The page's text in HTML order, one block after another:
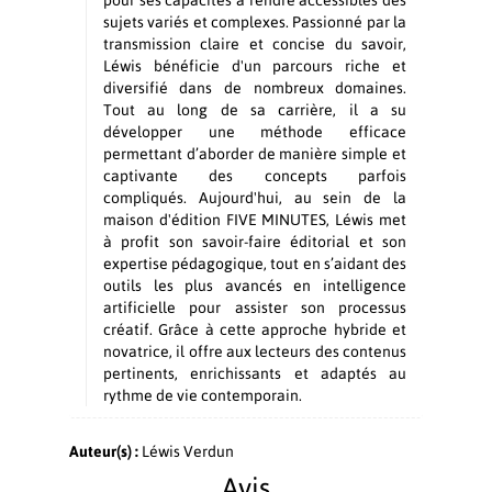
sujets variés et complexes. Passionné par la
transmission claire et concise du savoir,
Léwis bénéficie d'un parcours riche et
diversifié dans de nombreux domaines.
Tout au long de sa carrière, il a su
développer une méthode efficace
permettant d’aborder de manière simple et
captivante des concepts parfois
compliqués. Aujourd'hui, au sein de la
maison d'édition FIVE MINUTES, Léwis met
à profit son savoir-faire éditorial et son
expertise pédagogique, tout en s’aidant des
outils les plus avancés en intelligence
artificielle pour assister son processus
créatif. Grâce à cette approche hybride et
novatrice, il offre aux lecteurs des contenus
pertinents, enrichissants et adaptés au
rythme de vie contemporain.
Auteur(s) : Léwis Verdun